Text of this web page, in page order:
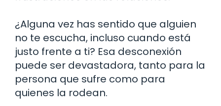
¿Alguna vez has sentido que alguien
no te escucha, incluso cuando está
justo frente a ti? Esa desconexión
puede ser devastadora, tanto para la
persona que sufre como para
quienes la rodean.